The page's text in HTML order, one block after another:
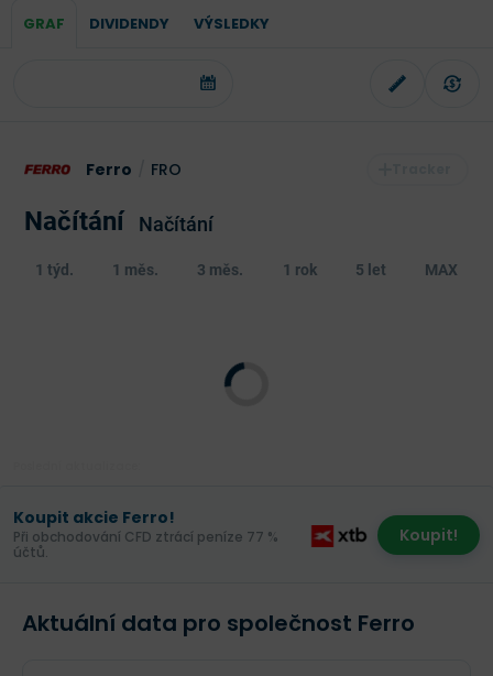
GRAF DIVIDENDY VÝSLEDKY
Ferro FRO
Načítání Načítání
1 týd. 1 měs. 3 měs. 1 rok 5 let MAX
Koupit akcie Ferro!
Při obchodování CFD ztrácí peníze 77 %
účtů.
Koupit!
Aktuální data pro společnost Ferro